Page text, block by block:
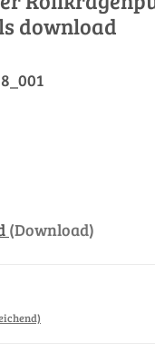
download
(Download)